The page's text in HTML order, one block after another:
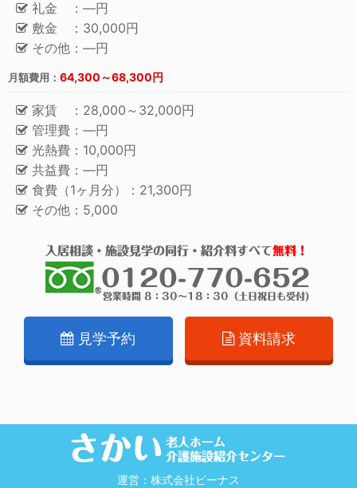
礼金 ：―円
敷金 ：30,000円
その他：―円
月額費用： 64,300～68,300円
家賃 ：28,000～32,000円
管理費：―円
光熱費：10,000円
共益費：―円
食費（1ヶ月分）：21,300円
その他：5,000
見学予約 資料請求
運営：株式会社ビーナス